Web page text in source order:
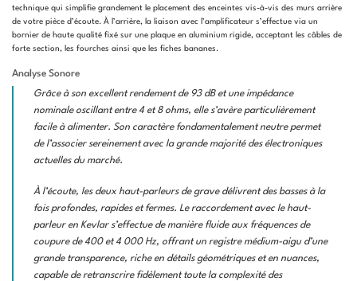
technique qui simplifie grandement le placement des enceintes vis-à-vis des murs arrière
de votre pièce d’écoute. À l’arrière, la liaison avec l’amplificateur s’effectue via un
bornier de haute qualité fixé sur une plaque en aluminium rigide, acceptant les câbles de
forte section, les fourches ainsi que les fiches bananes.
Analyse Sonore
Grâce à son excellent rendement de 93 dB et une impédance
nominale oscillant entre 4 et 8 ohms, elle s’avère particulièrement
facile à alimenter. Son caractère fondamentalement neutre permet
de l’associer sereinement avec la grande majorité des électroniques
actuelles du marché.
À l’écoute, les deux haut-parleurs de grave délivrent des basses à la
fois profondes, rapides et fermes. Le raccordement avec le haut-
parleur en Kevlar s’effectue de manière fluide aux fréquences de
coupure de 400 et 4 000 Hz, offrant un registre médium-aigu d’une
grande transparence, riche en détails géométriques et en nuances,
capable de retranscrire fidèlement toute la complexité des